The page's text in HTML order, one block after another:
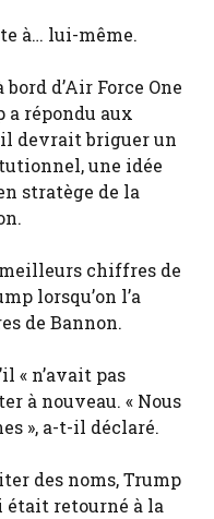
à… lui-même.
d’Air Force One
a répondu aux
devrait briguer un
une idée
stratège de la
meilleurs chiffres de
lorsqu’on l’a
de Bannon.
« n’avait pas
à nouveau. « Nous
», a-t-il déclaré.
des noms, Trump
était retourné à la